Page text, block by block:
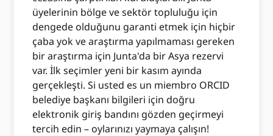
üyelerinin bölge ve sektör topluluğu için
dengede olduğunu garanti etmek için hiçbir
çaba yok ve araştırma yapılmaması gereken
bir araştırma için Junta'da bir Asya rezervi
var. İlk seçimler yeni bir kasım ayında
gerçekleşti. Si usted es un miembro ORCID
belediye başkanı bilgileri için doğru
elektronik giriş bandını gözden geçirmeyi
tercih edin – oylarınızı yaymaya çalışın!